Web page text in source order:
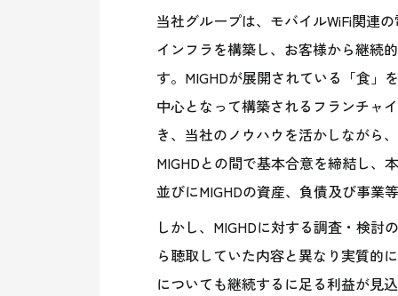
当社グループは、 モバイルWiFi関連
インフラを構築し、お客様から継続
す。 MIGHDが展開されている「食」
中心となって構築されるフランチャ
き、当社のノウハウを活かしながら、
MIGHDとの間で基本合意を締結し、
並びにMIGHDの資産、負債及び事業
しかし、 MIGHDに対する調査 ・ 検討
ら聴取していた内容と異なり実質的
についても継続するに足る利益が見